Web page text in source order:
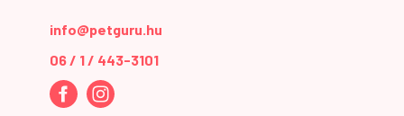
info@petguru.hu
06 / 1 / 443-3101